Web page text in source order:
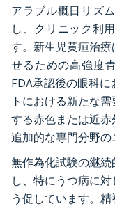
アラブル概日リズ
し、クリニック利
す。新生児黄疸治
せるための高強度
FDA承認後の眼科
トにおける新たな
する赤色または近赤
追加的な専門分野の
無作為化試験の継
し、特にうつ病に
う促しています。